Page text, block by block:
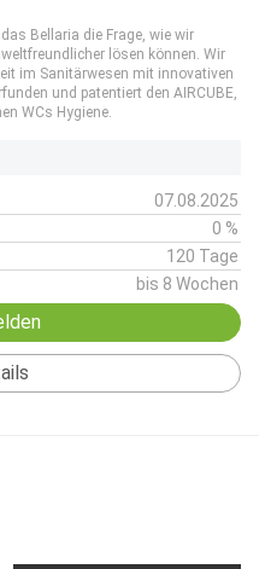
Bellaria die Frage, wie wir
lösen können. Wir
im Sanitärwesen mit innovativen
und patentiert den AIRCUBE,
WCs Hygiene.
07.08.2025
0 %
120 Tage
bis 8 Wochen